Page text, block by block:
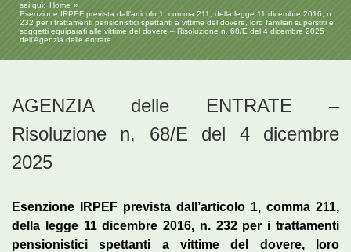
sei qui:
Home
Esenzione IRPEF prevista dall’articolo 1, comma 211, della legge 11 dicembre 2016, n.
232 per i trattamenti pensionistici spettanti a vittime del dovere, loro familiari superstiti e
soggetti equiparati alle vittime del dovere – Risoluzione n. 68/E del 4 dicembre 2025
dell’Agenzia delle entrate
AGENZIA delle ENTRATE –
Risoluzione n. 68/E del 4 dicembre
2025
Esenzione IRPEF prevista dall’articolo 1, comma 211,
della legge 11 dicembre 2016, n. 232 per i trattamenti
pensionistici spettanti a vittime del dovere, loro